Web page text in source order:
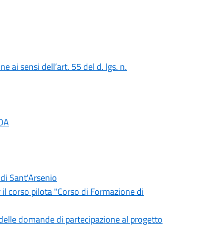
ai sensi dell’art. 55 del d. lgs. n.
Sant'Arsenio
corso pilota "Corso di Formazione di
domande di partecipazione al progetto